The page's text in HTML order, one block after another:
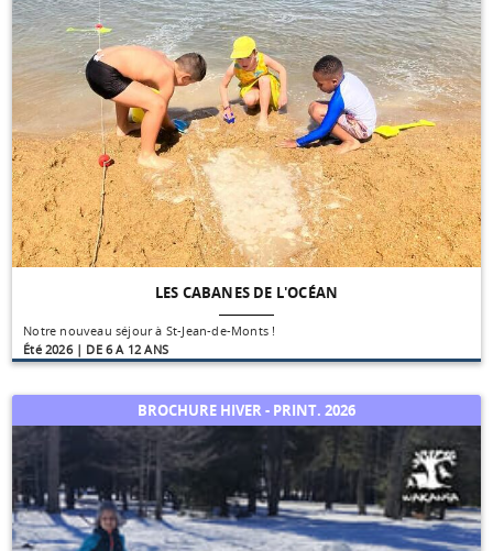
LES CABANES DE L'OCÉAN
Notre nouveau séjour à St-Jean-de-Monts !
Été 2026 | DE 6 A 12 ANS
BROCHURE HIVER - PRINT. 2026